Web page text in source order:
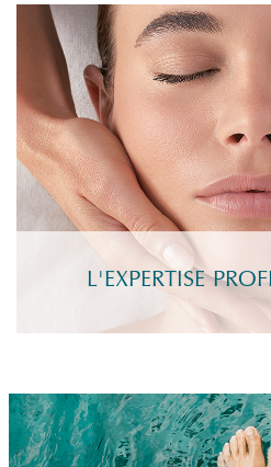
L'EXPERTISE